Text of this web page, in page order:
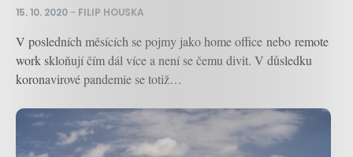
15. 10. 2020– FILIP HOUSKA
V posledních měsících se pojmy jako home office nebo remote
work skloňují čím dál více a není se čemu divit. V důsledku
koronavirové pandemie se totiž…